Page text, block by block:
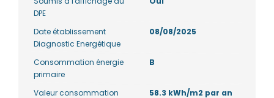
DPE
Date établissement
Diagnostic Energétique
08/08/2025
Consommation énergie
primaire
B
Valeur consommation
58.3 kWh/m2 par an